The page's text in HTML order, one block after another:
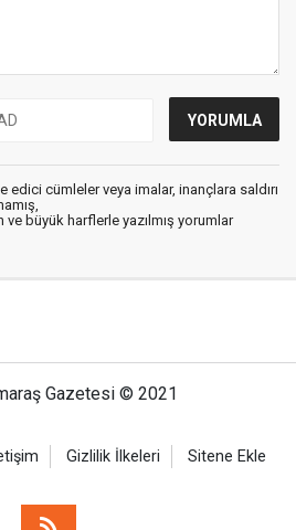
edici cümleler veya imalar, inançlara saldırı
ve büyük harflerle yazılmış yorumlar
Gazetesi © 2021
Gizlilik İlkeleri Sitene Ekle